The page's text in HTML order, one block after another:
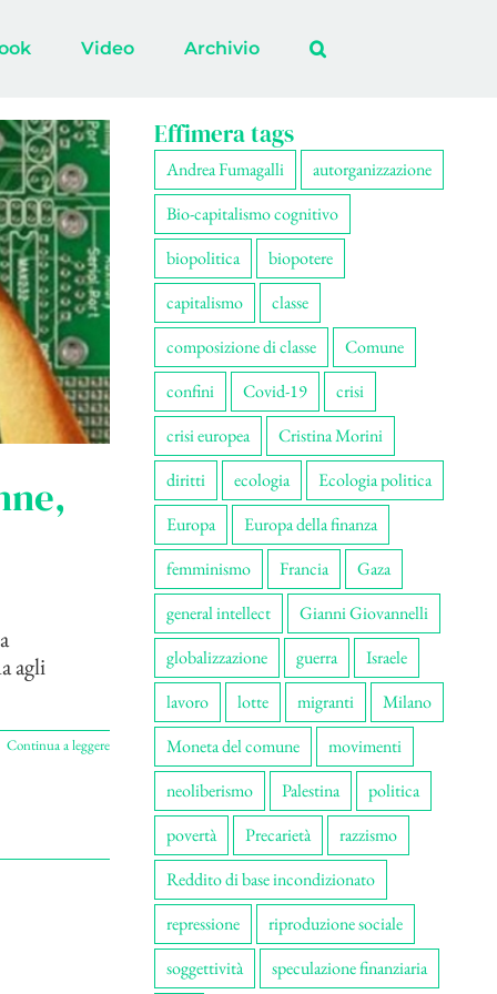
Video Archivio
agli
Continua a leggere
Effimera tags
Andrea Fumagalli
autorganizzazione
Bio-capitalismo cognitivo
biopolitica
biopotere
capitalismo
classe
composizione di classe
Comune
confini
Covid-19
crisi
crisi europea
Cristina Morini
diritti
ecologia
Ecologia politica
Europa
Europa della finanza
femminismo
Francia
Gaza
general intellect
Gianni Giovannelli
globalizzazione
guerra
Israele
lavoro
lotte migranti
Milano
Moneta del comune
movimenti
neoliberismo
Palestina
politica
povertà
Precarietà
razzismo
Reddito di base incondizionato
repressione
riproduzione sociale
soggettività
speculazione finanziaria